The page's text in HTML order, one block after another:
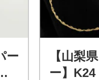
ー
【山梨
ー】